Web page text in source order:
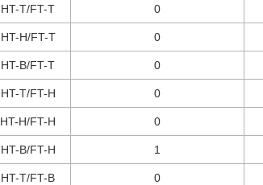
HT-T/FT-T
0
HT-H/FT-T 0
HT-B/FT-T 0
HT-T/FT-H 0
HT-H/FT-H 0
HT-B/FT-H 1
HT-T/FT-B 0